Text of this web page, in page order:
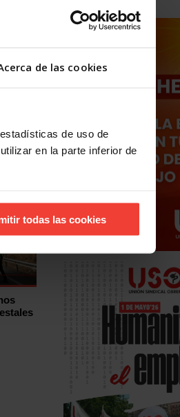
de las cookies
de uso de
en la parte inferior de
todas las cookies
a
huelga